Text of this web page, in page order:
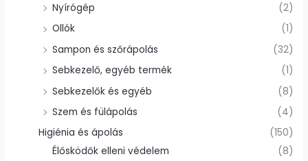
Nyírógép
(2)
Ollók
(1)
Sampon és szőrápolás
(32)
Sebkezelő, egyéb termék
(1)
Sebkezelők és egyéb
(8)
Szem és fülápolás
(4)
Higiénia és ápolás
(150)
Élősködők elleni védelem
(8)